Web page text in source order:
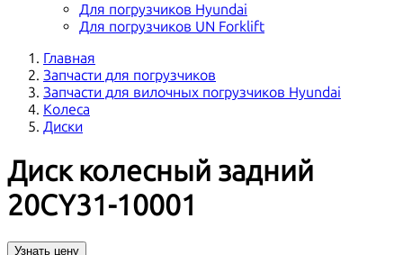
Для погрузчиков Hyundai
Для погрузчиков UN Forklift
Главная
Запчасти для погрузчиков
Запчасти для вилочных погрузчиков Hyundai
Колеса
Диски
Диск колесный задний
20CY31-10001
Узнать цену